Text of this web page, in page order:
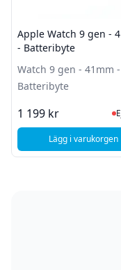
Apple Watch 9 gen -
- Batteribyte
Watch 9 gen - 41mm -
Batteribyte
1 199 kr
Lägg i varukorgen
, Apple